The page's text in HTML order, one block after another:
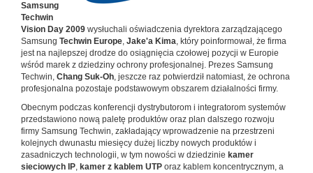
Samsung
Techwin
Vision Day 2009 wysłuchali oświadczenia dyrektora zarządzającego
Samsung Techwin Europe, Jake'a Kima, który poinformował, że firma
jest na najlepszej drodze do osiągnięcia czołowej pozycji w Europie
wśród marek z dziedziny ochrony profesjonalnej. Prezes Samsung
Techwin, Chang Suk-Oh, jeszcze raz potwierdził natomiast, że ochrona
profesjonalna pozostaje podstawowym obszarem działalności firmy.
Obecnym podczas konferencji dystrybutorom i integratorom systemów
przedstawiono nową paletę produktów oraz plan dalszego rozwoju
firmy Samsung Techwin, zakładający wprowadzenie na przestrzeni
kolejnych dwunastu miesięcy dużej liczby nowych produktów i
zasadniczych technologii, w tym nowości w dziedzinie kamer
sieciowych IP, kamer z kablem UTP oraz kablem koncentrycznym, a